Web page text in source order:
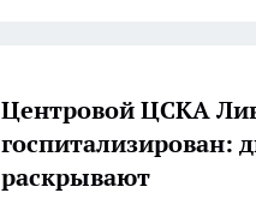
Центровой ЦСКА
госпитализирован:
раскрывают